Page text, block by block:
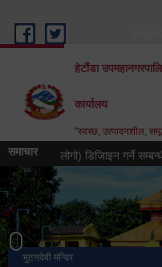
हेटौंडा
कार्यालय
"स्वच्छ, उत्पादनशील,
समाचार(लोगो) डिजिाइन गर्ने सम्बन्धी सूचना
भुटनदेवी मन्दिर
स्मारक
हेटौंडा उपमहानगरपालिका नगर
मनकामना डाँडाबाट देखिएको दृश्य